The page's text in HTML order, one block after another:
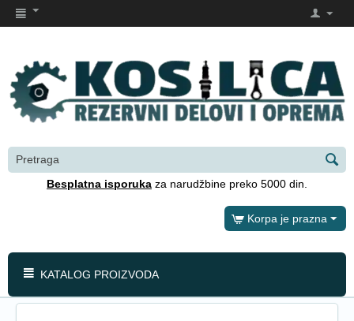
Besplatna isporuka za narudžbine preko 5000 din.
Korpa je prazna
KATALOG PROIZVODA